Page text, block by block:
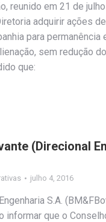
reunido em 21 de
adquirir ações
para permanência
sem redução
que:
(Direcional
julho 4, 2016
S.A.
informar que o